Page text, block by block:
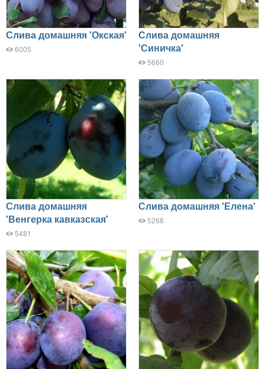
Слива домашняя 'Окская'
6005
Слива домашняя
'Синичка'
5660
Слива домашняя
'Венгерка кавказская'
5481
Слива домашняя 'Елена'
5268